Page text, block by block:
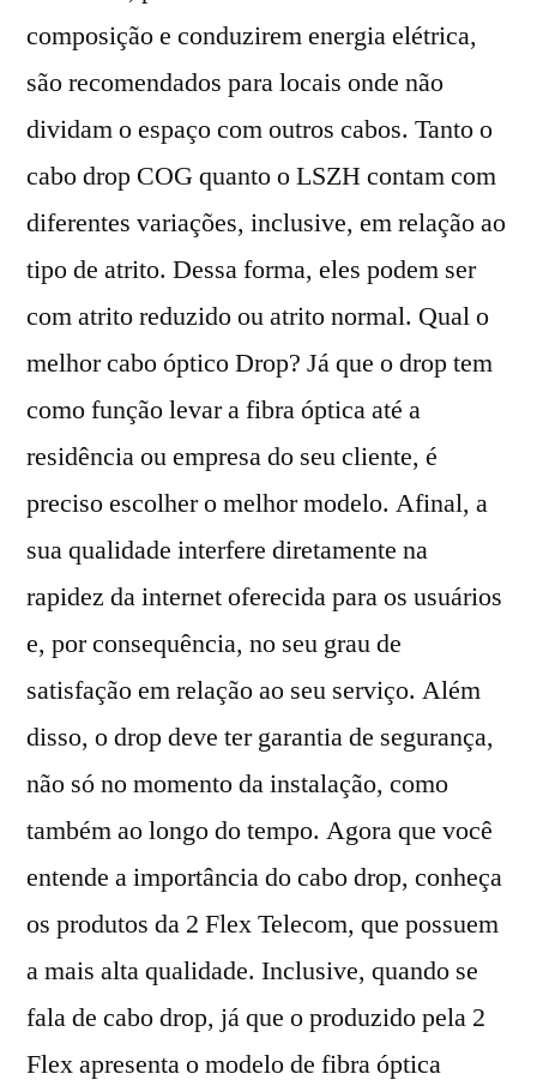
composição e conduzirem energia elétrica,
são recomendados para locais onde não
dividam o espaço com outros cabos. Tanto o
cabo drop COG quanto o LSZH contam com
diferentes variações, inclusive, em relação ao
tipo de atrito. Dessa forma, eles podem ser
com atrito reduzido ou atrito normal. Qual o
melhor cabo óptico Drop? Já que o drop tem
como função levar a fibra óptica até a
residência ou empresa do seu cliente, é
preciso escolher o melhor modelo. Afinal, a
sua qualidade interfere diretamente na
rapidez da internet oferecida para os usuários
e, por consequência, no seu grau de
satisfação em relação ao seu serviço. Além
disso, o drop deve ter garantia de segurança,
não só no momento da instalação, como
também ao longo do tempo. Agora que você
entende a importância do cabo drop, conheça
os produtos da 2 Flex Telecom, que possuem
a mais alta qualidade. Inclusive, quando se
fala de cabo drop, já que o produzido pela 2
Flex apresenta o modelo de fibra óptica